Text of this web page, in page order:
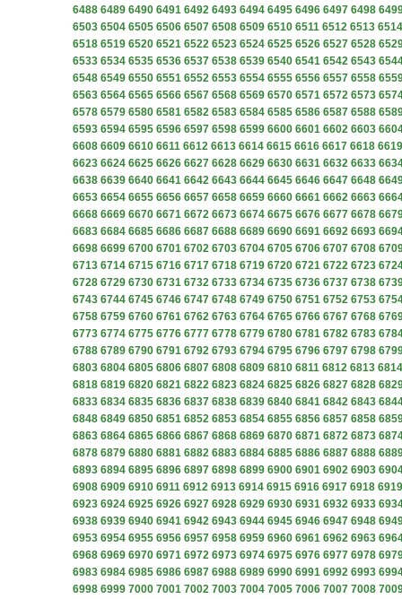
6488 6489 6490 6491 6492 6493 6494 6495 6496 6497 6498
6503 6504 6505 6506 6507 6508 6509 6510 6511 6512 6513 6514
6518 6519 6520 6521 6522 6523 6524 6525 6526 6527 6528
6533 6534 6535 6536 6537 6538 6539 6540 6541 6542 6543
6548 6549 6550 6551 6552 6553 6554 6555 6556 6557 6558
6563 6564 6565 6566 6567 6568 6569 6570 6571 6572 6573
6578 6579 6580 6581 6582 6583 6584 6585 6586 6587 6588
6593 6594 6595 6596 6597 6598 6599 6600 6601 6602 6603
6608 6609 6610 6611 6612 6613 6614 6615 6616 6617 6618 6619
6623 6624 6625 6626 6627 6628 6629 6630 6631 6632 6633
6638 6639 6640 6641 6642 6643 6644 6645 6646 6647 6648
6653 6654 6655 6656 6657 6658 6659 6660 6661 6662 6663
6668 6669 6670 6671 6672 6673 6674 6675 6676 6677 6678
6683 6684 6685 6686 6687 6688 6689 6690 6691 6692 6693
6698 6699 6700 6701 6702 6703 6704 6705 6706 6707 6708
6713 6714 6715 6716 6717 6718 6719 6720 6721 6722 6723
6728 6729 6730 6731 6732 6733 6734 6735 6736 6737 6738
6743 6744 6745 6746 6747 6748 6749 6750 6751 6752 6753
6758 6759 6760 6761 6762 6763 6764 6765 6766 6767 6768
6773 6774 6775 6776 6777 6778 6779 6780 6781 6782 6783
6788 6789 6790 6791 6792 6793 6794 6795 6796 6797 6798
6803 6804 6805 6806 6807 6808 6809 6810 6811 6812 6813 6814
6818 6819 6820 6821 6822 6823 6824 6825 6826 6827 6828
6833 6834 6835 6836 6837 6838 6839 6840 6841 6842 6843
6848 6849 6850 6851 6852 6853 6854 6855 6856 6857 6858
6863 6864 6865 6866 6867 6868 6869 6870 6871 6872 6873
6878 6879 6880 6881 6882 6883 6884 6885 6886 6887 6888
6893 6894 6895 6896 6897 6898 6899 6900 6901 6902 6903
6908 6909 6910 6911 6912 6913 6914 6915 6916 6917 6918 6919
6923 6924 6925 6926 6927 6928 6929 6930 6931 6932 6933
6938 6939 6940 6941 6942 6943 6944 6945 6946 6947 6948
6953 6954 6955 6956 6957 6958 6959 6960 6961 6962 6963
6968 6969 6970 6971 6972 6973 6974 6975 6976 6977 6978
6983 6984 6985 6986 6987 6988 6989 6990 6991 6992 6993
6998 6999 7000 7001 7002 7003 7004 7005 7006 7007 7008